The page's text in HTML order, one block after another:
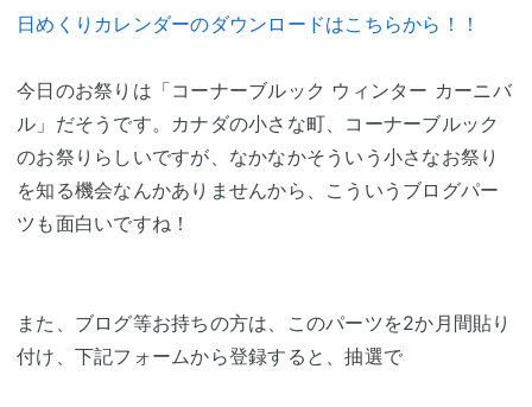
日めくりカレンダーのダウンロードはこちらから！！
今日のお祭りは「コーナーブルック ウィンター カーニバ
ル」だそうです。カナダの小さな町、コーナーブルック
のお祭りらしいですが、なかなかそういう小さなお祭り
を知る機会なんかありませんから、こういうブログパー
ツも面白いですね！
また、ブログ等お持ちの方は、このパーツを2か月間貼り
付け、下記フォームから登録すると、抽選で